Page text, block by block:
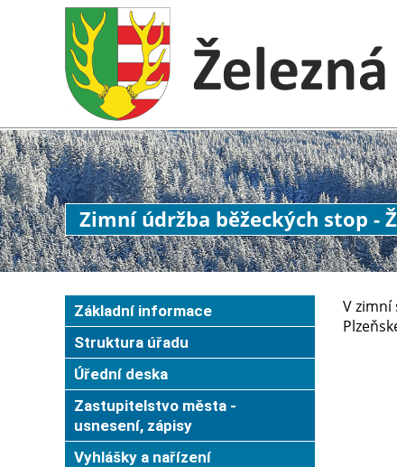
Zimní údržba běžeckých stop -
Základní informace
Struktura úřadu
Úřední deska
Zastupitelstvo města -
usnesení, zápisy
Vyhlášky a nařízení
V zimní